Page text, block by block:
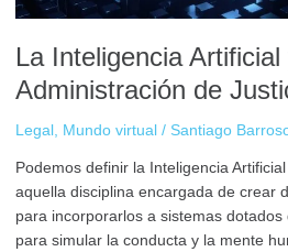
La Inteligencia Artificial
Administración de
Legal Mundo virtual / Santiago
Podemos definir la Inteligencia
aquella disciplina encargada de crear
para incorporarlos a sistemas
para simular la conducta y la mente